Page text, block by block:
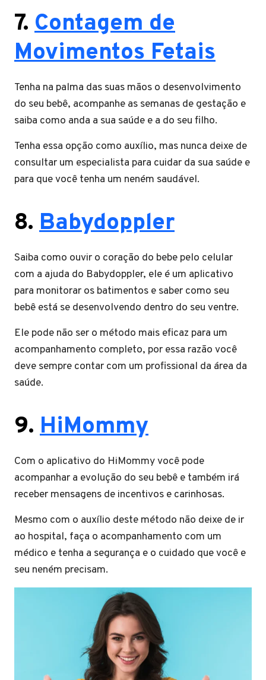
7. Contagem de
Movimentos Fetais
Tenha na palma das suas mãos o desenvolvimento
do seu bebê, acompanhe as semanas de gestação e
saiba como anda a sua saúde e a do seu filho.
Tenha essa opção como auxílio, mas nunca deixe de
consultar um especialista para cuidar da sua saúde e
para que você tenha um neném saudável.
8. Babydoppler
Saiba como ouvir o coração do bebe pelo celular
com a ajuda do Babydoppler, ele é um aplicativo
para monitorar os batimentos e saber como seu
bebê está se desenvolvendo dentro do seu ventre.
Ele pode não ser o método mais eficaz para um
acompanhamento completo, por essa razão você
deve sempre contar com um profissional da área da
saúde.
9. HiMommy
Com o aplicativo do HiMommy você pode
acompanhar a evolução do seu bebê e também irá
receber mensagens de incentivos e carinhosas.
Mesmo com o auxílio deste método não deixe de ir
ao hospital, faça o acompanhamento com um
médico e tenha a segurança e o cuidado que você e
seu neném precisam.